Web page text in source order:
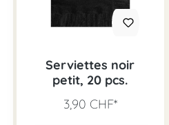
Serviettes noir
petit, 20 pcs.
3,90 CHF*